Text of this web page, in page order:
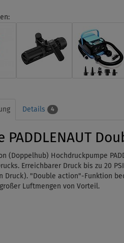
Details 4
PADDLENAUT
(Doppelhub) Hochdruckpumpe
Erreichbarer Druck bis zu 20
Druck). "Double action"-Funktion
Luftmengen von Vorteil.